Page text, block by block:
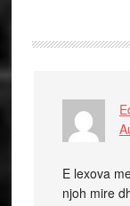
E lexova
njoh mire